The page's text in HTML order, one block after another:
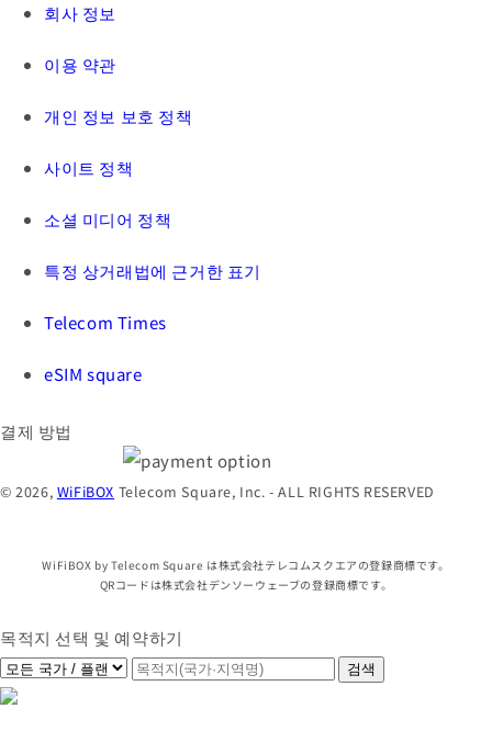
회사 정보
이용 약관
개인 정보 보호 정책
사이트 정책
소셜 미디어 정책
특정 상거래법에 근거한 표기
Telecom Times
eSIM square
결제 방법
© 2026, WiFiBOX Telecom Square, Inc. - ALL RIGHTS RESERVED
WiFiBOX by Telecom Square は株式会社テレコムスクエアの登録商標です。
QRコードは株式会社デンソーウェーブの登録商標です。
목적지 선택 및 예약하기